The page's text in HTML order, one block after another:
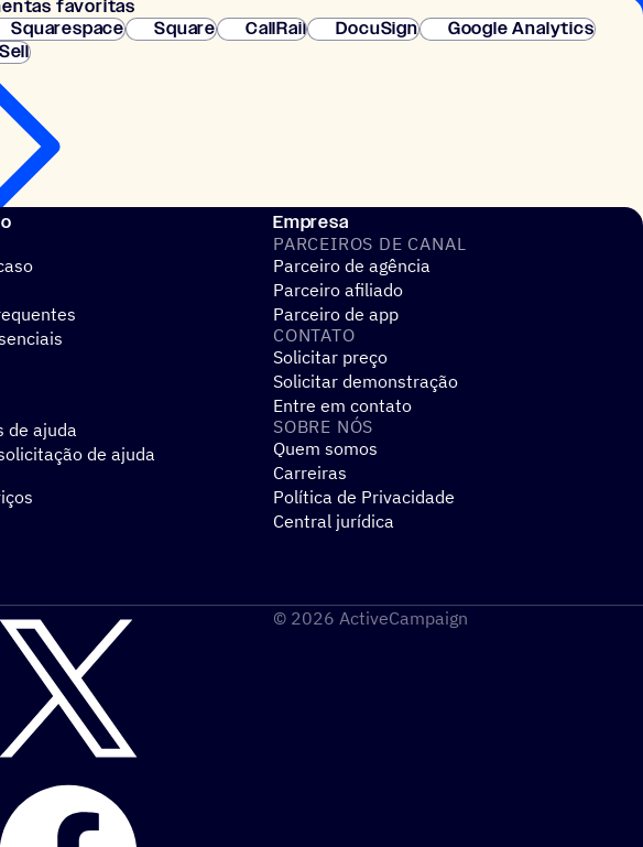
Configuração instantânea.
favoritas
Squarespace Square CallRail DocuSign
Google Analytics
de ajuda
de ajuda
Empresa
PARCEIROS DE CANAL
Parceiro de agência
Parceiro afiliado
Parceiro de app
CONTATO
Solicitar preço
Solicitar demonstração
Entre em contato
SOBRE NÓS
Quem somos
Carreiras
Política de Privacidade
Central jurídica
© 2026 ActiveCampaign